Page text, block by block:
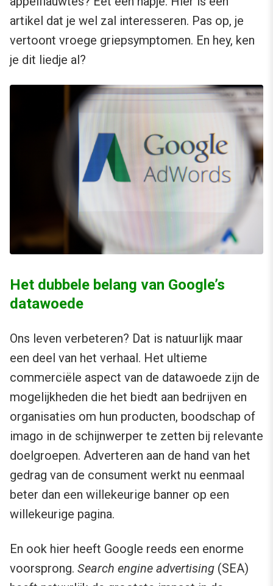
artikel dat je wel zal interesseren. Pas op, je
vertoont vroege griepsymptomen. En hey, ken
je dit liedje al?
Het dubbele belang van Google’s
datawoede
Ons leven verbeteren? Dat is natuurlijk maar
een deel van het verhaal. Het ultieme
commerciële aspect van de datawoede zijn de
mogelijkheden die het biedt aan bedrijven en
organisaties om hun producten, boodschap of
imago in de schijnwerper te zetten bij relevante
doelgroepen. Adverteren aan de hand van het
gedrag van de consument werkt nu eenmaal
beter dan een willekeurige banner op een
willekeurige pagina.
En ook hier heeft Google reeds een enorme
voorsprong. Search engine advertising (SEA)